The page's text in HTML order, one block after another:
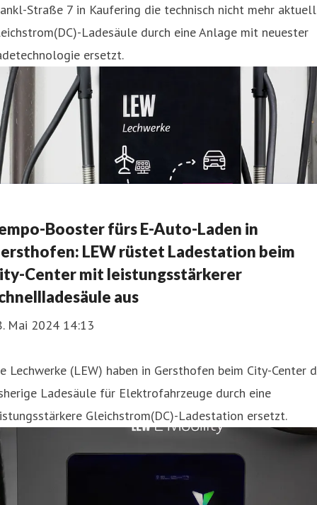
Straße 7 in Kaufering die technisch nicht mehr
Ladesäule durch eine Anlage mit neuester
ersetzt.
Booster fürs E-Auto-Laden in
LEW rüstet Ladestation beim
Center mit leistungsstärkerer
aus
Mai 2024 14:13
Lechwerke (LEW) haben in Gersthofen beim City-Center
Ladesäule für Elektrofahrzeuge durch eine
Gleichstrom(DC)-Ladestation ersetzt.